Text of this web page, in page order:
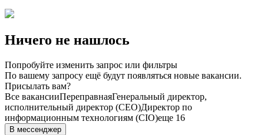
Ничего не нашлось
Попробуйте изменить запрос или фильтры
По вашему запросу ещё будут появляться новые вакансии.
Присылать вам?
Все вакансииПереправнаяГенеральный директор,
исполнительный директор (CEO)Директор по
информационным технологиям (CIO)еще 16
В мессенджер